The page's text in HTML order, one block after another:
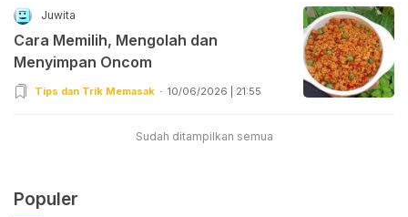
Juwita
Cara Memilih, Mengolah dan
Menyimpan Oncom
Tips dan Trik Memasak 10/06/2026 | 21:55
Sudah ditampilkan semua
Populer